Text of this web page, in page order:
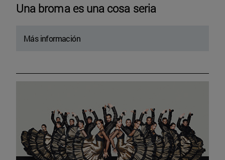
Una broma es una cosa seria
Más información